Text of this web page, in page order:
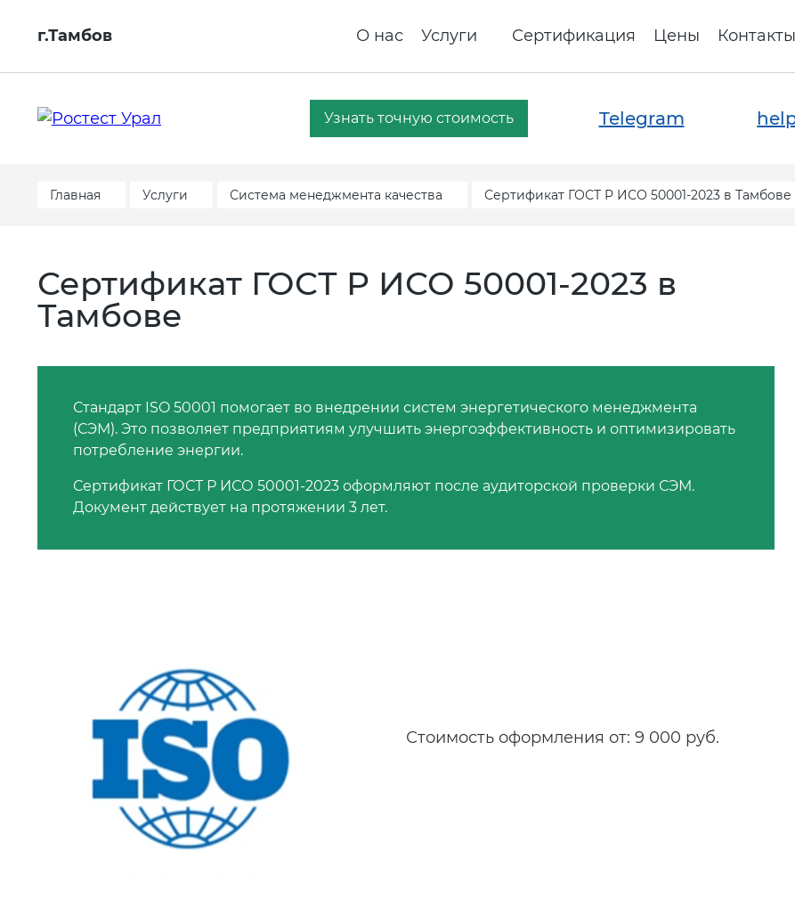
г.Тамбов О нас Услуги Сертификация Цены Контакты
Узнать точную стоимость Telegram
Главная Услуги Система менеджмента качества Сертификат ГОСТ Р ИСО 50001-2023 в Тамбове
Сертификат ГОСТ Р ИСО 50001-2023 в
Тамбове
Стандарт ISO 50001 помогает во внедрении систем энергетического менеджмента
(СЭМ). Это позволяет предприятиям улучшить энергоэффективность и оптимизировать
потребление энергии.
Сертификат ГОСТ Р ИСО 50001-2023 оформляют после аудиторской проверки СЭМ.
Документ действует на протяжении 3 лет.
Стоимость оформления от: 9 000 руб.